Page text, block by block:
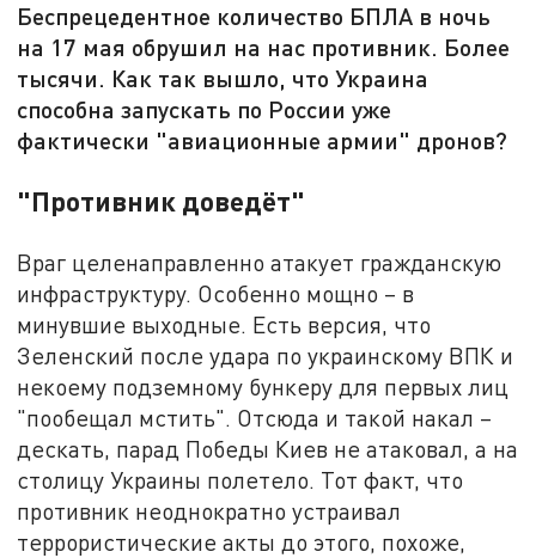
Беспрецедентное количество БПЛА в ночь
на 17 мая обрушил на нас противник. Более
тысячи. Как так вышло, что Украина
способна запускать по России уже
фактически "авиационные армии" дронов?
"Противник доведёт"
Враг целенаправленно атакует гражданскую
инфраструктуру. Особенно мощно – в
минувшие выходные. Есть версия, что
Зеленский после удара по украинскому ВПК и
некоему подземному бункеру для первых лиц
"пообещал мстить". Отсюда и такой накал –
дескать, парад Победы Киев не атаковал, а на
столицу Украины полетело. Тот факт, что
противник неоднократно устраивал
террористические акты до этого, похоже,